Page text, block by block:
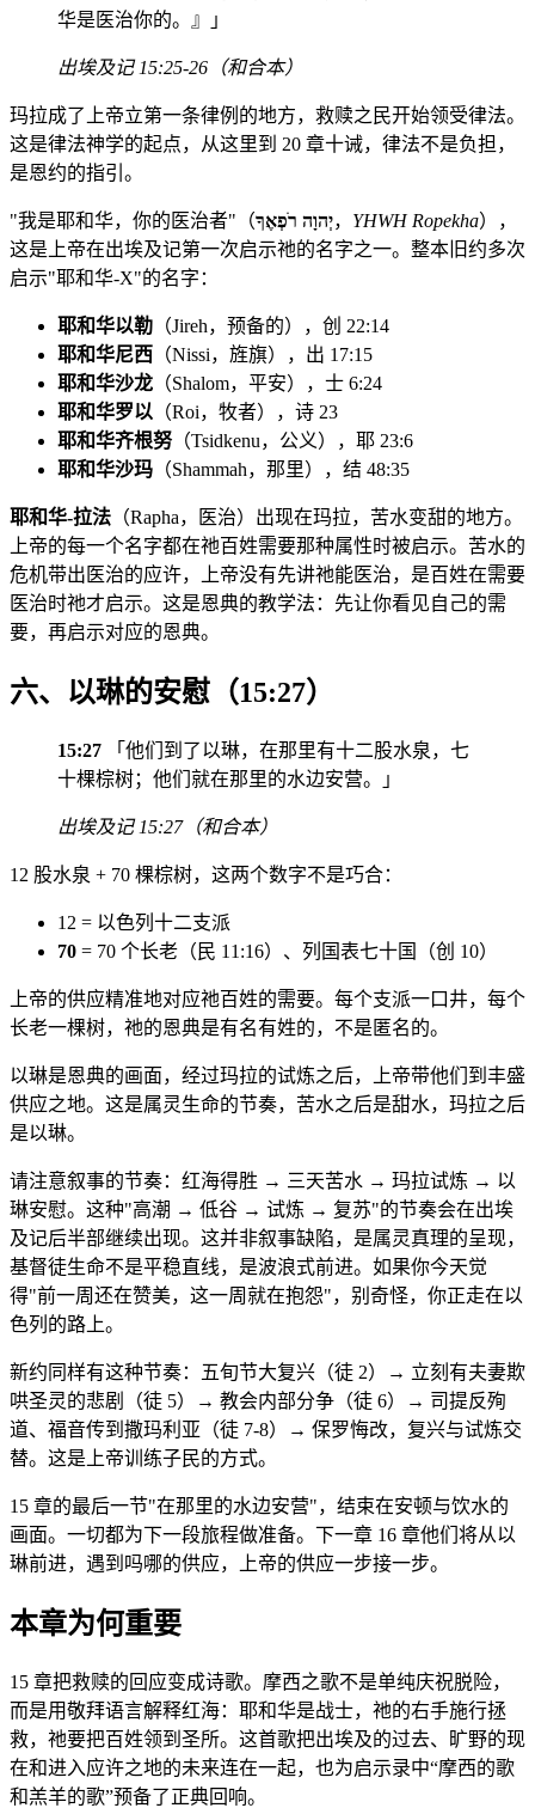
华是医治你的。』」
出埃及记 15:25-26（和合本）
玛拉成了上帝立第一条律例的地方，救赎之民开始领受律法。
这是律法神学的起点，从这里到 20 章十诫，律法不是负担，
是恩约的指引。
"我是耶和华，你的医治者"（יְהוָה רֹפְאֶךָ， YHWH Ropekha），
这是上帝在出埃及记第一次启示祂的名字之一。整本旧约多次
启示"耶和华-X"的名字：
耶和华以勒 （Jireh，预备的），创 22:14
耶和华尼西 （Nissi，旌旗），出 17:15
耶和华沙龙 （Shalom，平安），士 6:24
耶和华罗以 （Roi，牧者），诗 23
耶和华齐根努 （Tsidkenu，公义），耶 23:6
耶和华沙玛 （Shammah，那里），结 48:35
耶和华-拉法 （Rapha，医治）出现在玛拉，苦水变甜的地方。
上帝的每一个名字都在祂百姓需要那种属性时被启示。苦水的
危机带出医治的应许，上帝没有先讲祂能医治，是百姓在需要
医治时祂才启示。这是恩典的教学法：先让你看见自己的需
要，再启示对应的恩典。
六、以琳的安慰（15:27）
15:27 「他们到了以琳，在那里有十二股水泉，七
十棵棕树；他们就在那里的水边安营。」
出埃及记 15:27（和合本）
12 股水泉 + 70 棵棕树，这两个数字不是巧合：
12 = 以色列十二支派
70 = 70 个长老（民 11:16）、列国表七十国（创 10）
上帝的供应精准地对应祂百姓的需要。每个支派一口井，每个
长老一棵树，祂的恩典是有名有姓的，不是匿名的。
以琳是恩典的画面，经过玛拉的试炼之后，上帝带他们到丰盛
供应之地。这是属灵生命的节奏，苦水之后是甜水，玛拉之后
是以琳。
请注意叙事的节奏：红海得胜 → 三天苦水 → 玛拉试炼 → 以
琳安慰。这种"高潮 → 低谷 → 试炼 → 复苏"的节奏会在出埃
及记后半部继续出现。这并非叙事缺陷，是属灵真理的呈现，
基督徒生命不是平稳直线，是波浪式前进。如果你今天觉
得"前一周还在赞美，这一周就在抱怨"，别奇怪，你正走在以
色列的路上。
新约同样有这种节奏：五旬节大复兴（徒 2）→ 立刻有夫妻欺
哄圣灵的悲剧（徒 5）→ 教会内部分争（徒 6）→ 司提反殉
道、福音传到撒玛利亚（徒 7-8）→ 保罗悔改，复兴与试炼交
替。这是上帝训练子民的方式。
15 章的最后一节"在那里的水边安营"，结束在安顿与饮水的
画面。一切都为下一段旅程做准备。下一章 16 章他们将从以
琳前进，遇到吗哪的供应，上帝的供应一步接一步。
本章为何重要
15 章把救赎的回应变成诗歌。摩西之歌不是单纯庆祝脱险，
而是用敬拜语言解释红海：耶和华是战士，祂的右手施行拯
救，祂要把百姓领到圣所。这首歌把出埃及的过去、旷野的现
在和进入应许之地的未来连在一起，也为启示录中“摩西的歌
和羔羊的歌”预备了正典回响。